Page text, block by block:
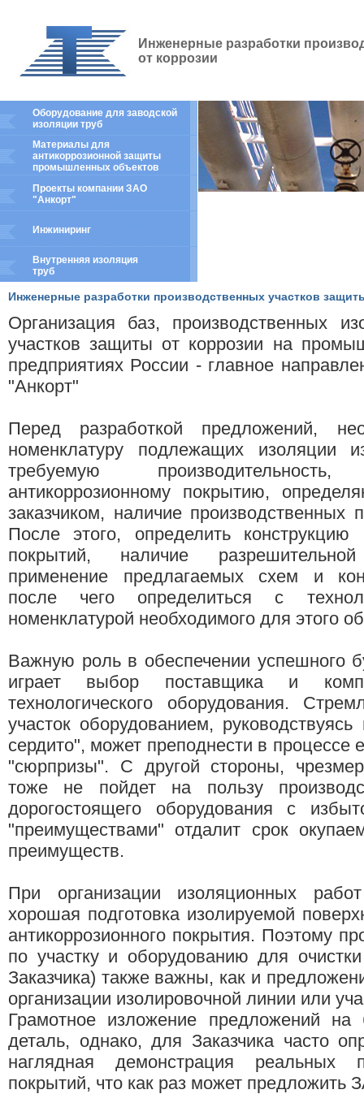
Инженерные разработки
от коррозии
Оборудование для заводской
изоляции труб
Материалы для
антикоррозионной защиты
промышленных объектов
Проекты компании ЗАО
"Анкорт"
Инжиниринг
Внутренняя изоляция
труб
Инженерные разработки производственных участков
Организация баз, производственных
участков защиты от коррозии на
предприятиях России - главное
"Анкорт"
Перед разработкой предложений,
номенклатуру подлежащих изоляции
требуемую
антикоррозионному покрытию,
заказчиком, наличие производственных
После этого, определить
покрытий, наличие
применение предлагаемых схем и
после чего определиться с
номенклатурой необходимого для этого
Важную роль в обеспечении успешного
играет выбор поставщика и
технологического оборудования.
участок оборудованием,
сердито", может преподнести в процессе
"сюрпризы". С другой стороны,
тоже не пойдет на пользу
дорогостоящего оборудования с
"преимуществами" отдалит срок
преимуществ.
При организации изоляционных
хорошая подготовка изолируемой
антикоррозионного покрытия. Поэтому
по участку и оборудованию для
Заказчика) также важны, как и
организации изолировочной линии или
Грамотное изложение предложений на
деталь, однако, для Заказчика часто
наглядная демонстрация реальных
покрытий, что как раз может предложить